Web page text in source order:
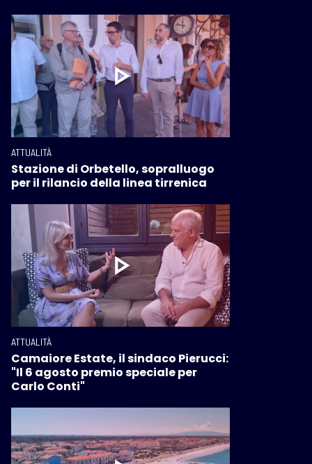
ATTUALITÀ
Stazione di Orbetello, sopralluogo
per il rilancio della linea tirrenica
ATTUALITÀ
Camaiore Estate, il sindaco Pierucci:
"Il 6 agosto premio speciale per
Carlo Conti"